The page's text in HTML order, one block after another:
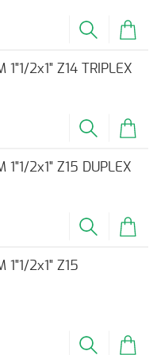
1"1/2x1" Z14 TRIPLEX
1"1/2x1" Z15 DUPLEX
1"1/2x1" Z15